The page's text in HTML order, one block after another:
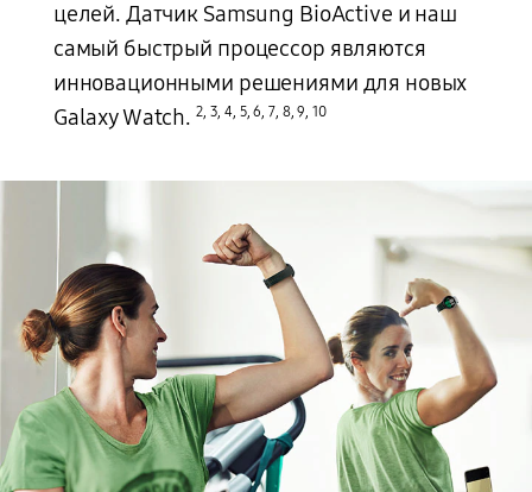
целей. Датчик Samsung BioActive и наш
самый быстрый процессор являются
инновационными решениями для новых
Galaxy Watch. 2, 3 ,4 5,6 ,7, 8,9 10